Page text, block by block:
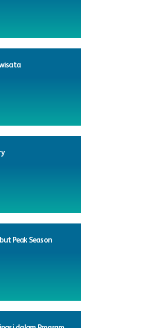
Peak Season